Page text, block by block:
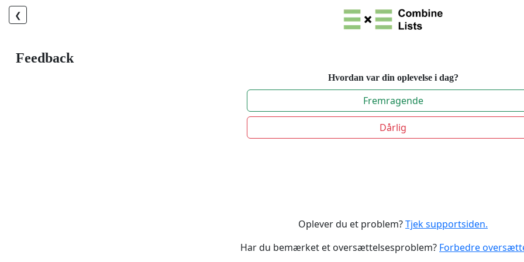
❮
Feedback
Hvordan var din oplevelse i dag?
Fremragende
Dårlig
Oplever du et problem?Tjek supportsiden.
Har du bemærket et oversættelsesproblem? Forbedre